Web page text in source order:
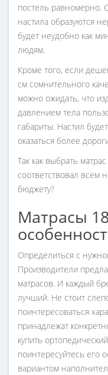
постель равномерно.
настила образуются
будет неудобно как
людям.
Кроме того, если
см сомнительного
можно ожидать, что
давлением тела
габариты. Настил
оказаться более
Так как выбрать
соответствовал всем
бюджету?
Матрасы
Определиться с
Производители
матрасов. И каждый
лучший. Не стоит
поинтересоваться
принадлежат
купить
поинтересуйтесь его
вариантом